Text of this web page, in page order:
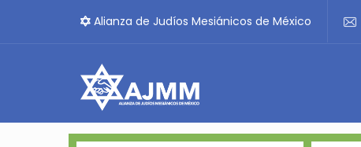
Alianza de Judíos Mesiánicos de México